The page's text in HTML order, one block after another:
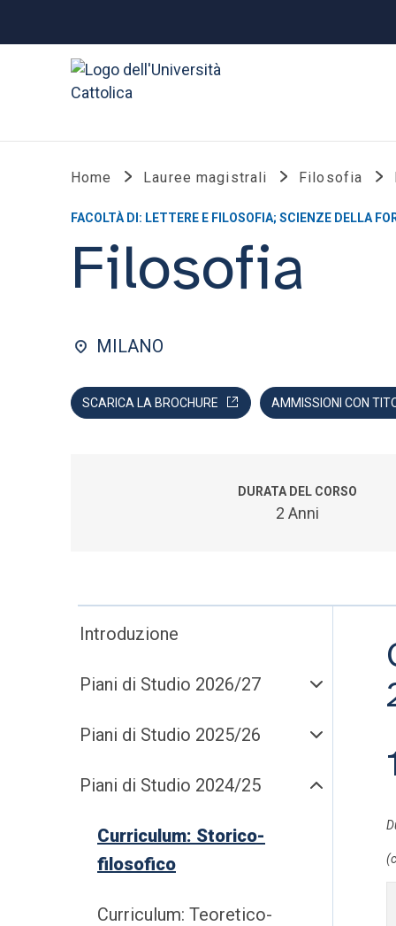
Home Lauree magistrali Filosofia
FACOLTÀ DI: LETTERE E FILOSOFIA; SCIENZE DELLA
Filosofia
MILANO
SCARICA LA BROCHURE AMMISSIONI CON
DURATA DEL CORSO
2 Anni
Introduzione
Piani di Studio 2026/27
Piani di Studio 2025/26
Piani di Studio 2024/25
Curriculum: Storico-
filosofico
Curriculum: Teoretico-